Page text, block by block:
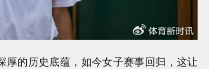
厚的历史底蕴，如今女子赛事回归，这让